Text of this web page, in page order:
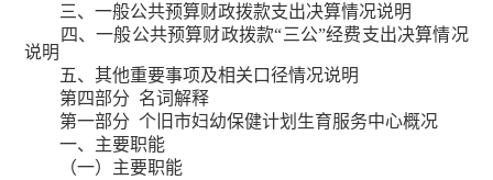
三、一般公共预算财政拨款支出决算情况说明
四、一般公共预算财政拨款“三公”经费支出决算情况
说明
五、其他重要事项及相关口径情况说明
第四部分 名词解释
第一部分 个旧市妇幼保健计划生育服务中心概况
一、主要职能
（一）主要职能